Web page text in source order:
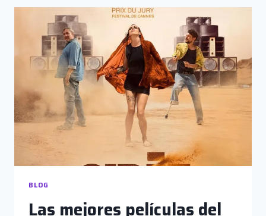
WAKE
UP
DEAD
MAN;
ESTRENO
DE
FIN
DE
AÑO
BLOG
Las mejores películas del